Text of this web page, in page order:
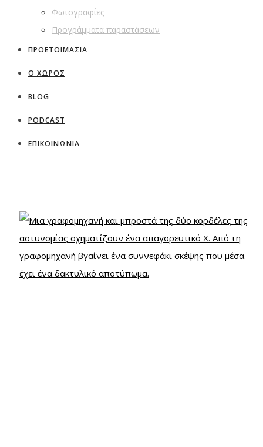
Φωτογραφίες
Προγράμματα παραστάσεων
ΠΡΟΕΤΟΙΜΑΣΙΑ
Ο ΧΩΡΟΣ
BLOG
PODCAST
ΕΠΙΚΟΙΝΩΝΙΑ